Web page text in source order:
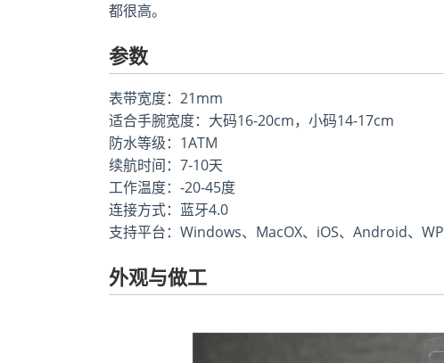
都很高。
参数
表带宽度：21mm
适合手腕宽度：大码16-20cm，小码14-17cm
防水等级：1ATM
续航时间：7-10天
工作温度：-20-45度
连接方式：蓝牙4.0
支持平台：Windows、MacOX、iOS、Android、WP
外观与做工